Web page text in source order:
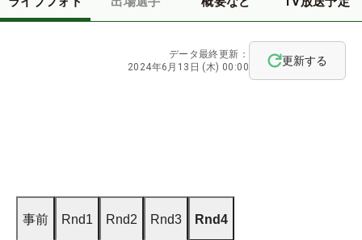
データ最終更新：
2024年6月13日 (木) 00:00
更新する
事前 Rnd1 Rnd2 Rnd3 Rnd4